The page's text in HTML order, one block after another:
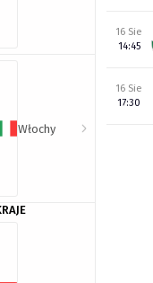
Włochy
16 Sie
14:45
16 Sie
17:30